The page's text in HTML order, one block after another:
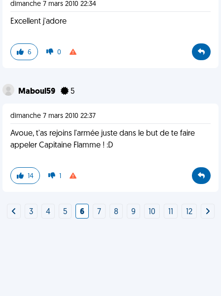
dimanche 7 mars 2010 22:34
Excellent j'adore
6 0
Maboul59 5
dimanche 7 mars 2010 22:37
Avoue, t'as rejoins l'armée juste dans le but de te faire
appeler Capitaine Flamme ! :D
14 1
3 4 5 6 7 8 9 10 12